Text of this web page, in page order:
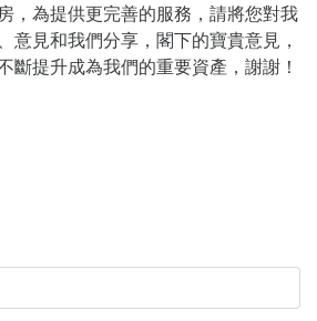
，為提供更完善的服務，請將您對我
意見和我們分享，閣下的寶貴意見，
斷提升成為我們的重要資產，謝謝！